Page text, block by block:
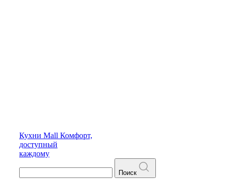
Кухни Mall Комфорт,
доступный
каждому
Поиск